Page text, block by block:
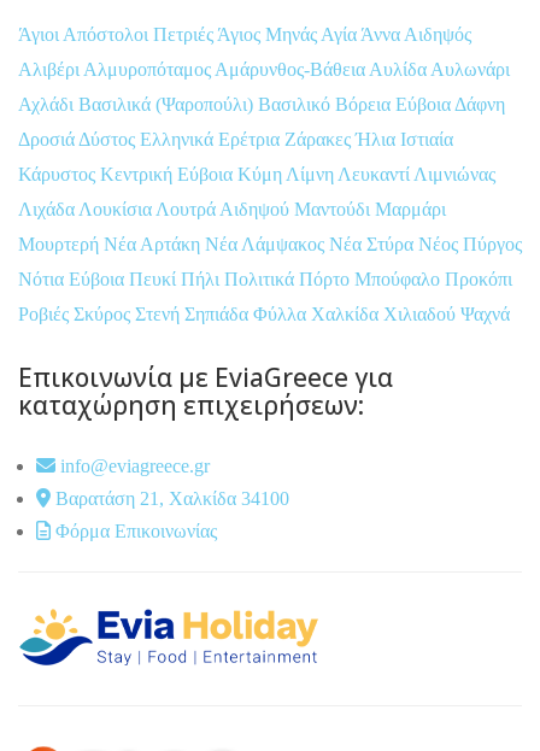
Άγιοι Απόστολοι Πετριές Άγιος Μηνάς Αγία Άννα Αιδηψός
Αλιβέρι Αλμυροπόταμος Αμάρυνθος-Βάθεια Αυλίδα Αυλωνάρι
Αχλάδι Βασιλικά (Ψαροπούλι) Βασιλικό Βόρεια Εύβοια Δάφνη
Δροσιά Δύστος Ελληνικά Ερέτρια ΖάρακεςΉλια Ιστιαία
Κάρυστος Κεντρική Εύβοια Κύμη Λίμνη Λευκαντί Λιμνιώνας
Λιχάδα Λουκίσια Λουτρά Αιδηψού Μαντούδι Μαρμάρι
Μουρτερή Νέα Αρτάκη Νέα Λάμψακος Νέα Στύρα Νέος Πύργος
Νότια Εύβοια Πευκί Πήλι Πολιτικά Πόρτο Μπούφαλο Προκόπι
Ροβιές Σκύρος Στενή Σηπιάδα Φύλλα Χαλκίδα Χιλιαδού Ψαχνά
Επικοινωνία με EviaGreece για
καταχώρηση επιχειρήσεων:
info@eviagreece.gr
Βαρατάση 21, Χαλκίδα 34100
Φόρμα Επικοινωνίας